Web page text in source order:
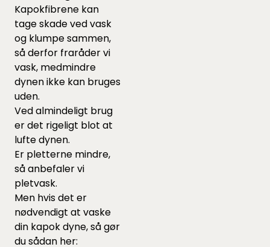
Kapokfibrene kan
tage skade ved vask
og klumpe sammen,
så derfor fraråder vi
vask, medmindre
dynen ikke kan bruges
uden.
Ved almindeligt brug
er det rigeligt blot at
lufte dynen.
Er pletterne mindre,
så anbefaler vi
pletvask.
Men hvis det er
nødvendigt at vaske
din kapok dyne, så gør
du sådan her: